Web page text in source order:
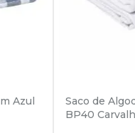
Azul
Saco de
BP40